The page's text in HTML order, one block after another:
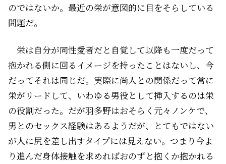
のではないか。最近の栄が意図的に目をそらしている
問題だ。
栄は自分が同性愛者だと自覚して以降も一度だって
抱かれる側に回るイメージを持ったことはないし、今
だってそれは同じだ。実際に尚人との関係だって常に
栄がリードして、いわゆる男役として挿入するのは栄
の役割だった。だが羽多野はおそらく元々ノンケで、
男とのセックス経験はあるようだが、とてもではない
が人に尻を差し出すタイプには見えない。つまり今よ
り進んだ身体接触を求めればおのずと抱くか抱かれる